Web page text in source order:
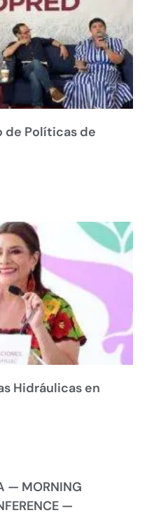
de Políticas de
Hidráulicas en
— MORNING
—